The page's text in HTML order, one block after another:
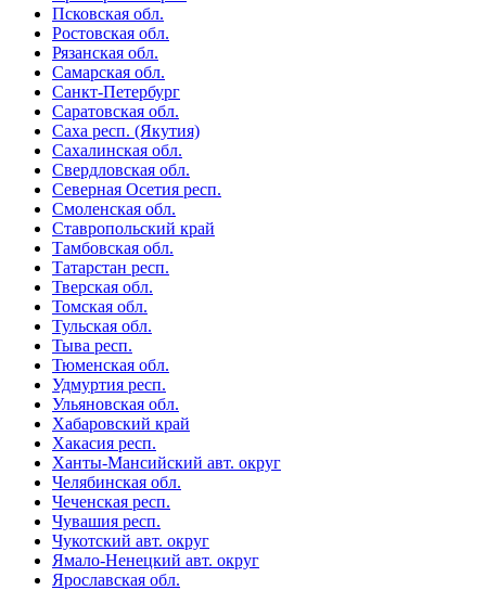
Псковская обл.
Ростовская обл.
Рязанская обл.
Самарская обл.
Санкт-Петербург
Саратовская обл.
Саха респ. (Якутия)
Сахалинская обл.
Свердловская обл.
Северная Осетия респ.
Смоленская обл.
Ставропольский край
Тамбовская обл.
Татарстан респ.
Тверская обл.
Томская обл.
Тульская обл.
Тыва респ.
Тюменская обл.
Удмуртия респ.
Ульяновская обл.
Хабаровский край
Хакасия респ.
Ханты-Мансийский авт. округ
Челябинская обл.
Чеченская респ.
Чувашия респ.
Чукотский авт. округ
Ямало-Ненецкий авт. округ
Ярославская обл.